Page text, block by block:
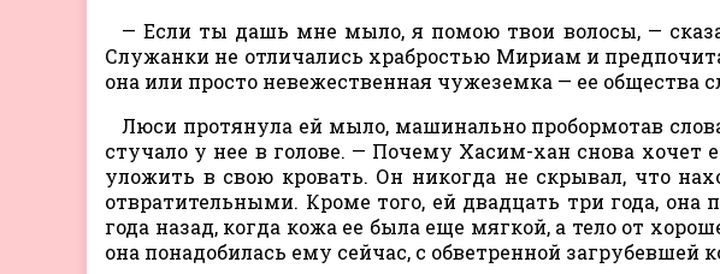
— Если ты дашь мне мыло, я помою твои волосы, —
Служанки не отличались храбростью Мириам и
она или просто невежественная чужеземка — ее общества
Люси протянула ей мыло, машинально пробормотав
стучало у нее в голове. — Почему Хасим-хан снова хочет
уложить в свою кровать. Он никогда не скрывал, что
отвратительными. Кроме того, ей двадцать три года, она
года назад, когда кожа ее была еще мягкой, а тело от
она понадобилась ему сейчас, с обветренной